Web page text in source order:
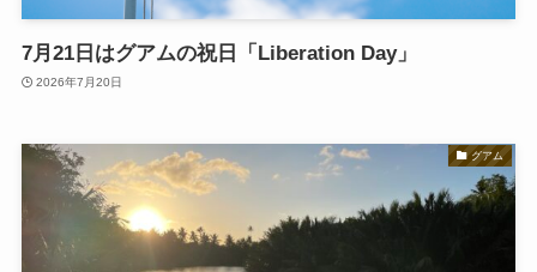
7月21日はグアムの祝日「Liberation Day」
2026年7月20日
グアム